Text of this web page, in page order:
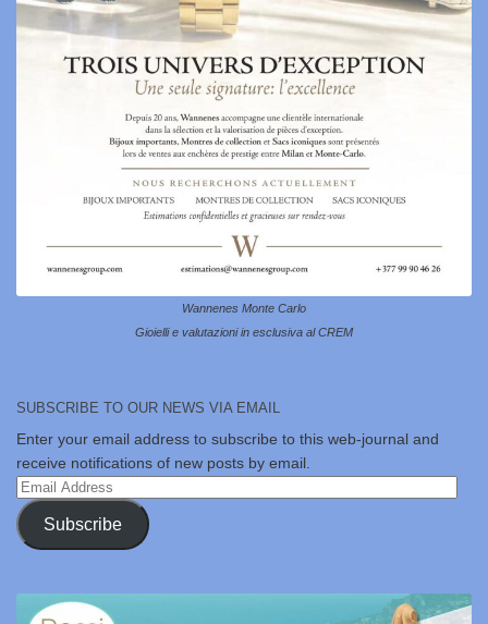
Wannenes Monte Carlo
Gioielli e valutazioni in esclusiva al CREM
SUBSCRIBE TO OUR NEWS VIA EMAIL
Enter your email address to subscribe to this web-journal and
receive notifications of new posts by email.
Email
Address
Subscribe